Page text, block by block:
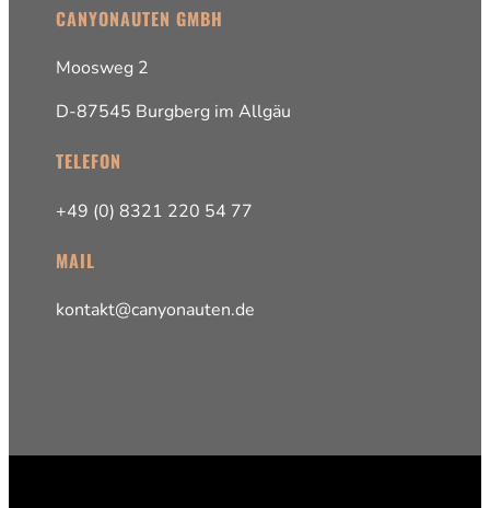
CANYONAUTEN GMBH
Moosweg 2
D-87545 Burgberg im Allgäu
TELEFON
+49 (0) 8321 220 54 77
MAIL
kontakt@canyonauten.de